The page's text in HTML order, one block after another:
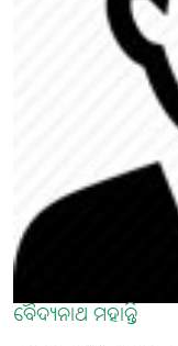
ବୈଦ୍ୟନାଥ ମହାନ୍ତି